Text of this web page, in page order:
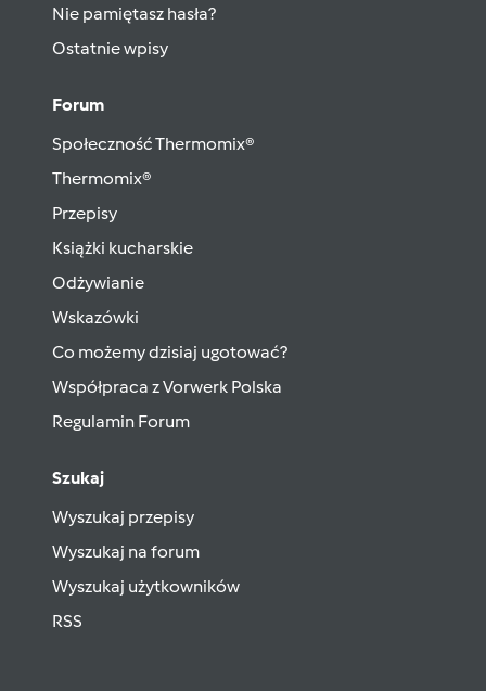
Nie pamiętasz hasła?
Ostatnie wpisy
Forum
Społeczność Thermomix®
Thermomix®
Przepisy
Książki kucharskie
Odżywianie
Wskazówki
Co możemy dzisiaj ugotować?
Współpraca z Vorwerk Polska
Regulamin Forum
Szukaj
Wyszukaj przepisy
Wyszukaj na forum
Wyszukaj użytkowników
RSS